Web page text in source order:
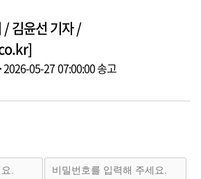
/ 김윤선 기자 /
05-27 07:00:00 송고